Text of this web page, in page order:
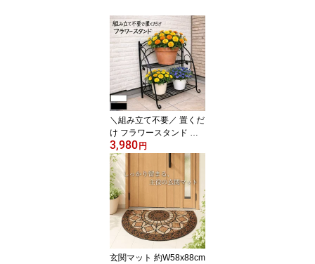
＼組み立て不要／ 置くだ
け フラワースタンド 屋
外 アイアンフラワーシェ
ルフ2段 フラワーラック
プランタースタンド プラ
ンター スタンド ガーデ
ンラック おしゃれ 屋内
黒 白 コンパクト PSG02
3,980 円
玄関マット 約W58x88cm